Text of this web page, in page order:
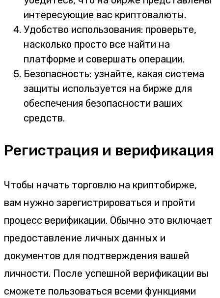
интересующие вас криптовалюты.
Удобство использования: проверьте,
насколько просто все найти на
платформе и совершать операции.
Безопасность: узнайте, какая система
защиты используется на бирже для
обеспечения безопасности ваших
средств.
Регистрация и верификация
Чтобы начать торговлю на криптобирже,
вам нужно зарегистрироваться и пройти
процесс верификации. Обычно это включает
предоставление личных данных и
документов для подтверждения вашей
личности. После успешной верификации вы
сможете пользоваться всеми функциями